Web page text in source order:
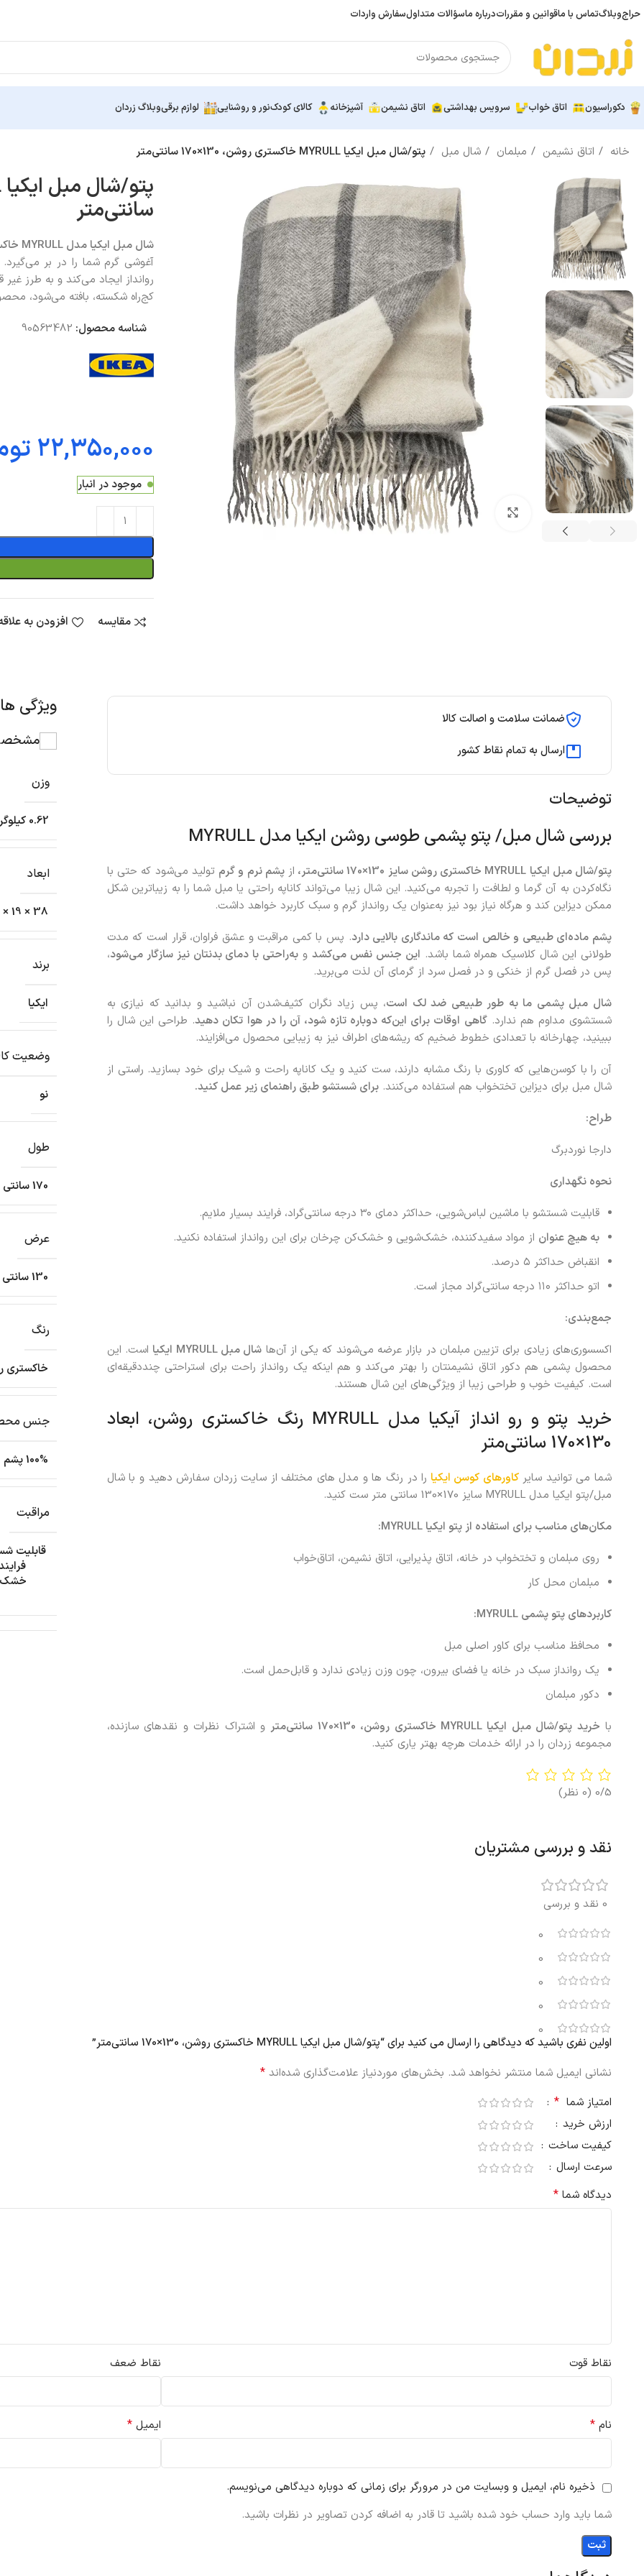
حراجوبلاگتماس با ماقوانین و مقرراتدرباره ماسؤالات متداولسفارش واردات
دکوراسیون اتاق خواب سرویس بهداشتی اتاق نشیمن آشپزخانه کالای کودکنور و روشنایی لوازم برقیوبلاگ زردان
خانه اتاق نشیمن مبلمان شال مبل پتو/شال مبل ایکیا MYRULL خاکستری روشن، 130×170 سانتی‌متر
بزرگنمایی تصویر
سانتی‌متر
شال مبل ایکیا مدل MYRULL
آغوشی گرم شما را در بر
روانداز ایجاد می‌کند و به طرز
کج‌راه شکسته، بافته می‌شود،
شناسه محصول: 90563482
موجود در انبار
مقایسه افزودن به
ضمانت سلامت و اصالت کالا
ارسال به تمام نقاط کشور
توضیحات
بررسی شال مبل/ پتو پشمی طوسی روشن ایکیا مدل MYRULL
پتو/شال مبل ایکیا MYRULL خاکستری روشن سایز 130×170 سانتی‌متر، ازپشم نرم و گرم تولید می‌شود که حتی با
نگاه‌کردن به آن گرما و لطافت را تجربه می‌کنید. این شال زیبا می‌تواند کاناپه راحتی یا مبل شما را به زیباترین شکل
ممکن دیزاین کند و هرگاه نیاز بود نیز به‌عنوان یک روانداز گرم و سبک کاربرد خواهد داشت.
پشم ماده‌ای طبیعی و خالص است که ماندگاری بالایی دارد. پس با کمی مراقبت و عشق فراوان، قرار است که مدت
طولانی این شال کلاسیک همراه شما باشد. این جنس نفس می‌کشدو به‌راحتی با دمای بدنتان نیز سازگار می‌شود،
پس در فصل گرم از خنکی و در فصل سرد از گرمای آن لذت می‌برید.
شال مبل پشمی ما به طور طبیعی ضد لک است، پس زیاد نگران کثیف‌شدن آن نباشید و بدانید که نیازی به
شستشوی مداوم هم ندارد.گاهی اوقات برای این‌که دوباره تازه شود، آن را در هوا تکان دهید. طراحی این شال را
ببینید، چهارخانه با تعدادی خطوط ضخیم که ریشه‌های اطراف نیز به زیبایی محصول می‌افزایند.
آن را با کوسن‌هایی که کاوری با رنگ مشابه دارند، ست کنید و یک کاناپه راحت و شیک برای خود بسازید. راستی از
شال مبل برای دیزاین تختخواب هم استفاده می‌کنند. برای شستشو طبق راهنمای زیر عمل کنید.
طراح:
دارجا نوردبرگ
نحوه نگهداری
قابلیت شستشو با ماشین لباس‌شویی، حداکثر دمای ۳۰ درجه سانتی‌گراد، فرایند بسیار ملایم.
به‌ هیچ‌ عنوان از مواد سفیدکننده، خشک‌شویی و خشک‌کن چرخان برای این روانداز استفاده نکنید.
انقباض حداکثر ۵ درصد.
اتو حداکثر ۱۱۰ درجه سانتی‌گراد مجاز است.
جمع‌بندی:
اکسسوری‌های زیادی برای تزیین مبلمان در بازار عرضه می‌شوند که یکی از آن‌ها شال مبلMYRULL ایکیا است. این
محصول پشمی هم دکور اتاق نشیمنتان را بهتر می‌کند و هم اینکه یک روانداز راحت برای استراحتی چنددقیقه‌ای
است. کیفیت خوب و طراحی زیبا از ویژگی‌های این شال هستند.
خرید پتو و رو انداز آیکیا مدل MYRULL رنگ خاکستری روشن، ابعاد
130×170 سانتی‌متر
شما می توانید سایرکاورهای کوسن ایکیا را در رنگ ها و مدل های مختلف از سایت زردان سفارش دهید و با شال
مبل/پتو ایکیا مدل MYRULL سایز 170×130 سانتی متر ست کنید.
مکان‌های مناسب برای استفاده از پتو ایکیا MYRULL:
روی مبلمان و تختخواب در خانه، اتاق پذیرایی، اتاق نشیمن، اتاق‌خواب
مبلمان محل کار
کاربردهای پتو پشمی MYRULL
:
محافظ مناسب برای کاور اصلی مبل
یک روانداز سبک در خانه یا فضای بیرون، چون وزن زیادی ندارد و قابل‌حمل است.
دکور مبلمان
با خرید پتو/شال مبل ایکیا MYRULL خاکستری روشن، 130×170 سانتی‌متر
و اشتراک نظرات و نقدهای سازنده،
مجموعه زردان را در ارائه خدمات هرچه بهتر یاری کنید.
0/5 (0 نظر)
ویژگی
وزن
0.62 کیلوگرم
ابعاد
38 × 19 × 9 سانتیمتر
برند
ایکیا
وضعیت
نو
طول
170 سانتی متر
عرض
130 سانتی متر
رنگ
خاکستری
جنس
100% پشم
مراقبت
نقد و بررسی مشتریان
0 نقد و بررسی
0
0
0
0
0
اولین نفری باشید که دیدگاهی را ارسال می کنید برای “پتو/شال مبل ایکیا MYRULL خاکستری روشن، 130×170 سانتی‌متر”
نشانی ایمیل شما منتشر نخواهد شد. بخش‌های موردنیاز علامت‌گذاری شده‌اند *
امتیاز شما *
ارزش خرید
کیفیت ساخت
سرعت ارسال
دیدگاه شما *
نقاط قوت نقاط ضعف
نام * ایمیل *
ذخیره نام، ایمیل و وبسایت من در مرورگر برای زمانی که دوباره دیدگاهی می‌نویسم.
شما باید وارد حساب خود شده باشید تا قادر به اضافه کردن تصاویر در نظرات باشید.